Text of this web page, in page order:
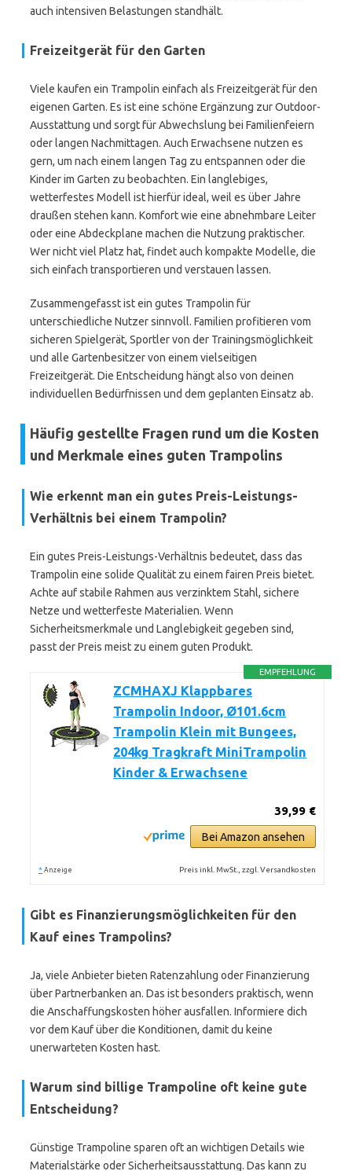
auch intensiven Belastungen standhält.
Freizeitgerät für den Garten
Viele kaufen ein Trampolin einfach als Freizeitgerät für den
eigenen Garten. Es ist eine schöne Ergänzung zur Outdoor-
Ausstattung und sorgt für Abwechslung bei Familienfeiern
oder langen Nachmittagen. Auch Erwachsene nutzen es
gern, um nach einem langen Tag zu entspannen oder die
Kinder im Garten zu beobachten. Ein langlebiges,
wetterfestes Modell ist hierfür ideal, weil es über Jahre
draußen stehen kann. Komfort wie eine abnehmbare Leiter
oder eine Abdeckplane machen die Nutzung praktischer.
Wer nicht viel Platz hat, findet auch kompakte Modelle, die
sich einfach transportieren und verstauen lassen.
Zusammengefasst ist ein gutes Trampolin für
unterschiedliche Nutzer sinnvoll. Familien profitieren vom
sicheren Spielgerät, Sportler von der Trainingsmöglichkeit
und alle Gartenbesitzer von einem vielseitigen
Freizeitgerät. Die Entscheidung hängt also von deinen
individuellen Bedürfnissen und dem geplanten Einsatz ab.
Häufig gestellte Fragen rund um die Kosten
und Merkmale eines guten Trampolins
Wie erkennt man ein gutes Preis-Leistungs-
Verhältnis bei einem Trampolin?
Ein gutes Preis-Leistungs-Verhältnis bedeutet, dass das
Trampolin eine solide Qualität zu einem fairen Preis bietet.
Achte auf stabile Rahmen aus verzinktem Stahl, sichere
Netze und wetterfeste Materialien. Wenn
Sicherheitsmerkmale und Langlebigkeit gegeben sind,
passt der Preis meist zu einem guten Produkt.
EMPFEHLUNG
ZCMHAXJ Klappbares
Trampolin Indoor, Ø101.6cm
Trampolin Klein mit Bungees,
204kg Tragkraft MiniTrampolin
Kinder & Erwachsene
39,99 €
Bei Amazon ansehen
* Anzeige Preis inkl. MwSt., zzgl. Versandkosten
Gibt es Finanzierungsmöglichkeiten für den
Kauf eines Trampolins?
Ja, viele Anbieter bieten Ratenzahlung oder Finanzierung
über Partnerbanken an. Das ist besonders praktisch, wenn
die Anschaffungskosten höher ausfallen. Informiere dich
vor dem Kauf über die Konditionen, damit du keine
unerwarteten Kosten hast.
Warum sind billige Trampoline oft keine gute
Entscheidung?
Günstige Trampoline sparen oft an wichtigen Details wie
Materialstärke oder Sicherheitsausstattung. Das kann zu